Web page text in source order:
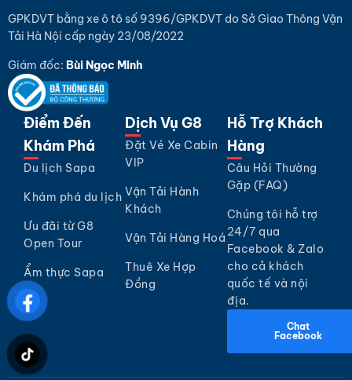
GPKDVT bằng xe ô tô số 9396/GPKDVT do Sở Giao Thông Vận
Tải Hà Nội cấp ngày 23/08/2022
Giám đốc: Bùi Ngọc Minh
Điểm Đến
Khám Phá
Du lịch Sapa
Khám phá du lịch
Ưu đãi từ G8
Open Tour
Ẩm thực Sapa
Dịch Vụ G8
Đặt Vé Xe Cabin
VIP
Vận Tải Hành
Khách
Vận Tải Hàng Hoá
Thuê Xe Hợp
Đồng
Hỗ Trợ Khách
Hàng
Câu Hỏi Thường
Gặp (FAQ)
Chúng tôi hỗ trợ
24/7 qua
Facebook & Zalo
cho cả khách
quốc tế và nội
địa.
Chat
Facebook